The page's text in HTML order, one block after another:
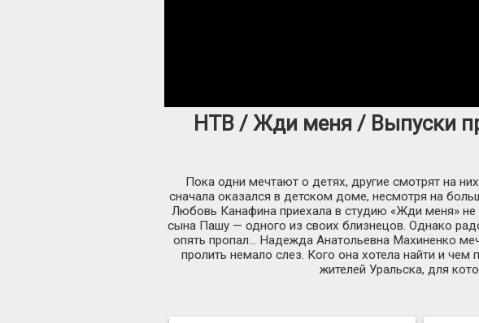
НТВ / Жди меня / Выпуски
Пока одни мечтают о детях, другие смотрят на
сначала оказался в детском доме, несмотря на
Любовь Канафина приехала в студию «Жди меня»
сына Пашу — одного из своих близнецов. Однако
опять пропал… Надежда Анатольевна Махиненко
пролить немало слез. Кого она хотела найти и
жителей Уральска, для